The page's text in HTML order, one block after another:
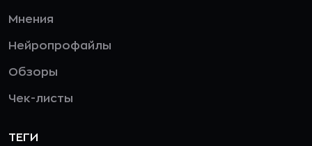
Мнения
Нейропрофайлы
Обзоры
Чек-листы
ТЕГИ